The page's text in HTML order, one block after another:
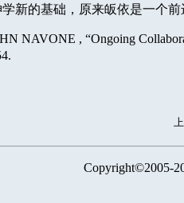
新的基础，原来皈依是一个
NAVONE , “Ongoing
Copyright©2005-